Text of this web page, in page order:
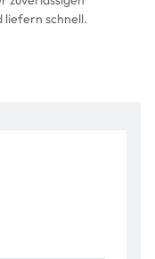
liefern schnell.